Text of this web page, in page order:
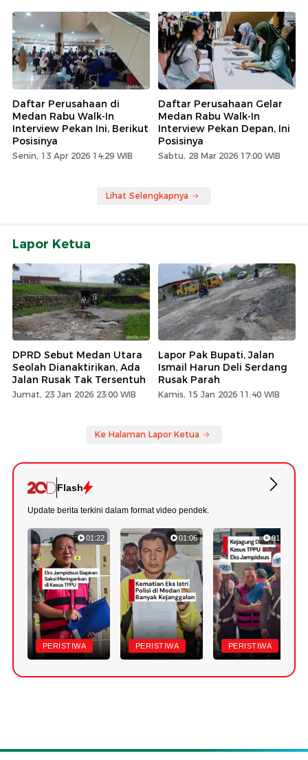
Daftar Perusahaan di
Medan Rabu Walk-In
Interview Pekan Ini, Berikut
Posisinya
Senin, 13 Apr 2026 14:29 WIB
Daftar Perusahaan Gelar
Medan Rabu Walk-In
Interview Pekan Depan, Ini
Posisinya
Sabtu, 28 Mar 2026 17:00 WIB
Lihat Selengkapnya
Lapor Ketua
DPRD Sebut Medan Utara
Seolah Dianaktirikan, Ada
Jalan Rusak Tak Tersentuh
Jumat, 23 Jan 2026 23:00 WIB
Lapor Pak Bupati, Jalan
Ismail Harun Deli Serdang
Rusak Parah
Kamis, 15 Jan 2026 11:40 WIB
Ke Halaman Lapor Ketua
Flash
Update berita terkini dalam format video pendek.
01:22
PERISTIWA
01:06
PERISTIWA
01:18
PERISTIWA